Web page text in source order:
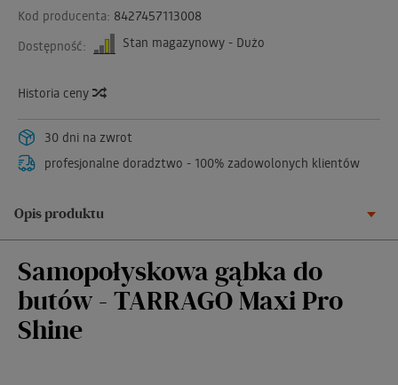
Kod producenta: 8427457113008
Dostępność:
Stan magazynowy - Dużo
Historia ceny
30 dni na zwrot
profesjonalne doradztwo - 100% zadowolonych klientów
Opis produktu
Samopołyskowa gąbka do
butów - TARRAGO Maxi Pro
Shine